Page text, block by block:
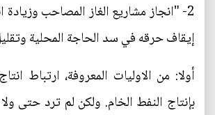
2- "انجاز مشاريع الغاز المصاحب وزيادة
إيقاف حرقه في سد الحاجة المحلية
أولا: من الاوليات المعروفة، ارتباط
بإنتاج النفط الخام. ولكن لم ترد حتى